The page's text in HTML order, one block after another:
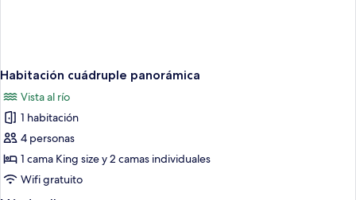
Habitación cuádruple panorámica
Vista al río
1 habitación
4 personas
1 cama King size y 2 camas individuales
Wifi gratuito